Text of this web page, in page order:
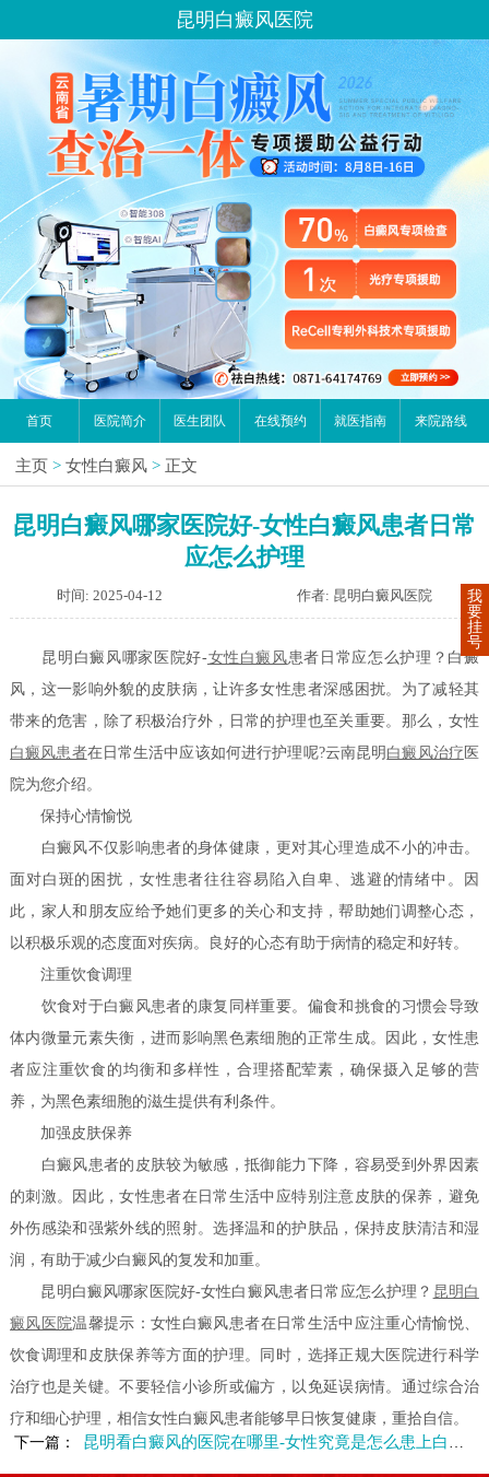
昆明白癜风医院
首页 医院简介 医生团队 在线预约 就医指南 来院路线
主页 > 女性白癜风 > 正文
昆明白癜风哪家医院好-女性白癜风患者日常
应怎么护理
时间: 2025-04-12 作者: 昆明白癜风医院
昆明白癜风哪家医院好-女性白癜风患者日常应怎么护理？白癜
风，这一影响外貌的皮肤病，让许多女性患者深感困扰。为了减轻其
带来的危害，除了积极治疗外，日常的护理也至关重要。那么，女性
白癜风患者在日常生活中应该如何进行护理呢?云南昆明 白癜风治疗 医
院为您介绍。
保持心情愉悦
白癜风不仅影响患者的身体健康，更对其心理造成不小的冲击。
面对白斑的困扰，女性患者往往容易陷入自卑、逃避的情绪中。因
此，家人和朋友应给予她们更多的关心和支持，帮助她们调整心态，
以积极乐观的态度面对疾病。良好的心态有助于病情的稳定和好转。
注重饮食调理
饮食对于白癜风患者的康复同样重要。偏食和挑食的习惯会导致
体内微量元素失衡，进而影响黑色素细胞的正常生成。因此，女性患
者应注重饮食的均衡和多样性，合理搭配荤素，确保摄入足够的营
养，为黑色素细胞的滋生提供有利条件。
加强皮肤保养
白癜风患者的皮肤较为敏感，抵御能力下降，容易受到外界因素
的刺激。因此，女性患者在日常生活中应特别注意皮肤的保养，避免
外伤感染和强紫外线的照射。选择温和的护肤品，保持皮肤清洁和湿
润，有助于减少白癜风的复发和加重。
昆明白癜风哪家医院好-女性白癜风患者日常应怎么护理？ 昆明白
癜风医院温馨提示：女性白癜风患者在日常生活中应注重心情愉悦、
饮食调理和皮肤保养等方面的护理。同时，选择正规大医院进行科学
治疗也是关键。不要轻信小诊所或偏方，以免延误病情。通过综合治
疗和细心护理，相信女性白癜风患者能够早日恢复健康，重拾自信。
下一篇：
昆明看白癜风的医院在哪里-女性究竟是怎么患上白癜风的呢
我
要
挂
号